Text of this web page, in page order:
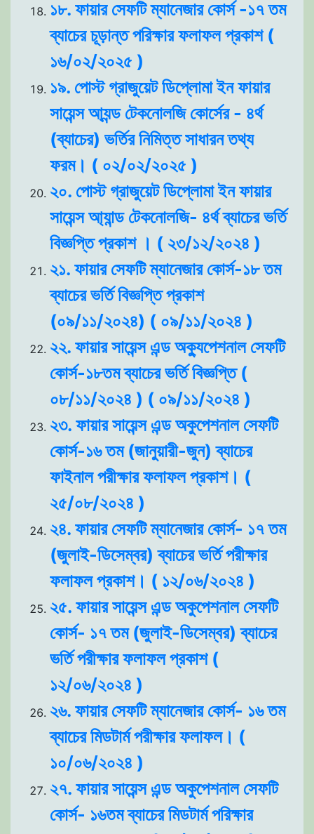
১৮. ফায়ার সেফটি ম্যানেজার কোর্স -১৭ তম
ব্যাচের চূড়ান্ত পরিক্ষার ফলাফল প্রকাশ (
১৬/০২/২০২৫ )
১৯. পোস্ট গ্রাজুয়েট ডিপ্লোমা ইন ফায়ার
সায়েন্স আ্যন্ড টেকনোলজি কোর্সের - ৪র্থ
(ব্যাচের) ভর্তির নিমিত্ত সাধারন তথ্য
ফরম। ( ০২/০২/২০২৫ )
২০. পোস্ট গ্রাজুয়েট ডিপ্লোমা ইন ফায়ার
সায়েন্স আ্যান্ড টেকনোলজি- ৪র্থ ব্যাচের ভর্তি
বিজ্ঞপ্তি প্রকাশ । ( ২৩/১২/২০২৪ )
২১. ফায়ার সেফটি ম্যানেজার কোর্স-১৮ তম
ব্যাচের ভর্তি বিজ্ঞপ্তি প্রকাশ
(০৯/১১/২০২৪) ( ০৯/১১/২০২৪ )
২২. ফায়ার সায়েন্স এন্ড অক্যুপেশনাল সেফটি
কোর্স-১৮তম ব্যাচের ভর্তি বিজ্ঞপ্তি (
০৮/১১/২০২৪ ) ( ০৯/১১/২০২৪ )
২৩. ফায়ার সায়েন্স এন্ড অকুপেশনাল সেফটি
কোর্স-১৬ তম (জানুয়ারী-জুন) ব্যাচের
ফাইনাল পরীক্ষার ফলাফল প্রকাশ। (
২৫/০৮/২০২৪ )
২৪. ফায়ার সেফটি ম্যানেজার কোর্স- ১৭ তম
(জুলাই-ডিসেম্বর) ব্যাচের ভর্তি পরীক্ষার
ফলাফল প্রকাশ। ( ১২/০৬/২০২৪ )
২৫. ফায়ার সায়েন্স এন্ড অকুপেশনাল সেফটি
কোর্স- ১৭ তম (জুলাই-ডিসেম্বর) ব্যাচের
ভর্তি পরীক্ষার ফলাফল প্রকাশ (
১২/০৬/২০২৪ )
২৬. ফায়ার সেফটি ম্যানেজার কোর্স- ১৬ তম
ব্যাচের মিডটার্ম পরীক্ষার ফলাফল। (
১০/০৬/২০২৪ )
২৭. ফায়ার সায়েন্স এন্ড অকুপেশনাল সেফটি
কোর্স- ১৬তম ব্যাচের মিডটার্ম পরিক্ষার